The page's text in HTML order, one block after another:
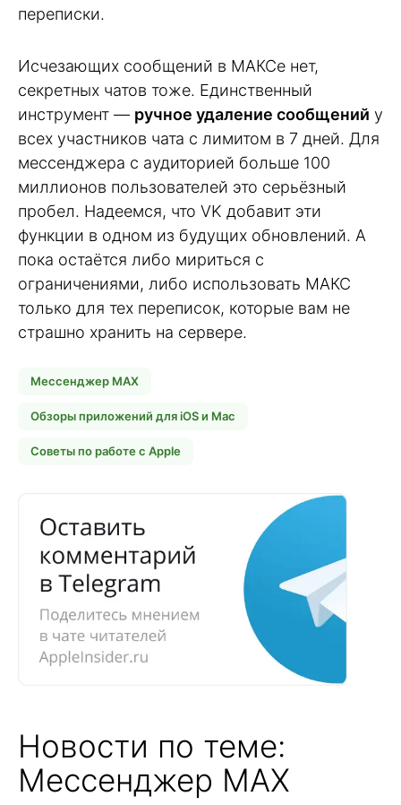
переписки.
Исчезающих сообщений в МАКСе нет,
секретных чатов тоже. Единственный
инструмент — ручное удаление сообщений у
всех участников чата с лимитом в 7 дней. Для
мессенджера с аудиторией больше 100
миллионов пользователей это серьёзный
пробел. Надеемся, что VK добавит эти
функции в одном из будущих обновлений. А
пока остаётся либо мириться с
ограничениями, либо использовать МАКС
только для тех переписок, которые вам не
страшно хранить на сервере.
Мессенджер MAX
Обзоры приложений для iOS и Mac
Советы по работе с Apple
Новости по теме:
Мессенджер MAX